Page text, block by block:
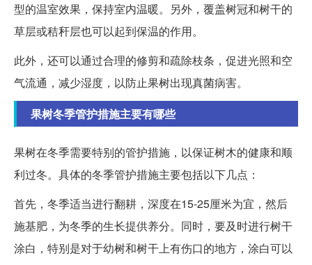
型的温室效果，保持室内温暖。另外，覆盖树冠和树干的
草层或秸秆层也可以起到保温的作用。
此外，还可以通过合理的修剪和疏除枝条，促进光照和空
气流通，减少湿度，以防止果树出现真菌病害。
果树冬季管护措施主要有哪些
果树在冬季需要特别的管护措施，以保证树木的健康和顺
利过冬。具体的冬季管护措施主要包括以下几点：
首先，冬季适当进行翻耕，深度在15-25厘米为宜，然后
施基肥，为冬季的生长提供养分。同时，要及时进行树干
涂白，特别是对于幼树和树干上有伤口的地方，涂白可以